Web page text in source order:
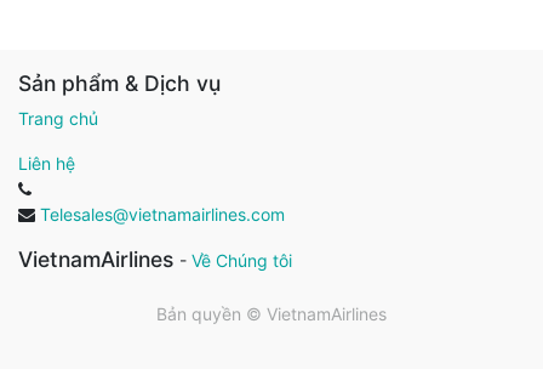
Sản phẩm & Dịch vụ
Trang chủ
Liên hệ
Telesales@vietnamairlines.com
VietnamAirlines - Về Chúng tôi
Bản quyền © VietnamAirlines